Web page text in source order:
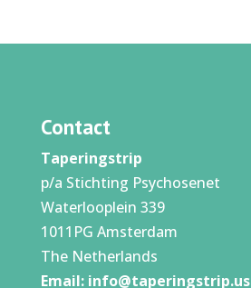
Contact
Taperingstrip
p/a Stichting Psychosenet
Waterlooplein 339
1011PG Amsterdam
The Netherlands
Email: info@taperingstrip.us